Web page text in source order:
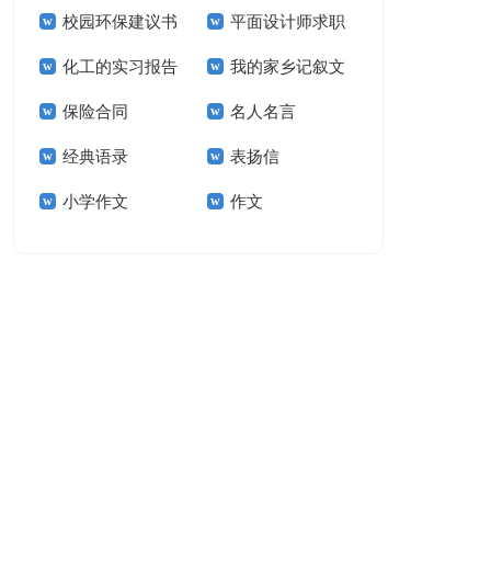
告
校园环保建议书 平面设计师求职
信14篇
化工的实习报告 我的家乡记叙文
15篇
保险合同 名人名言
经典语录 表扬信
小学作文 作文